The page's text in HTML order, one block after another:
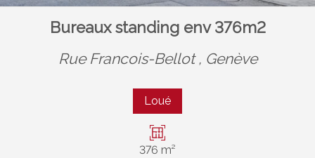
Bureaux standing env 376m2
Rue Francois-Bellot , Genève
Loué
376 m²